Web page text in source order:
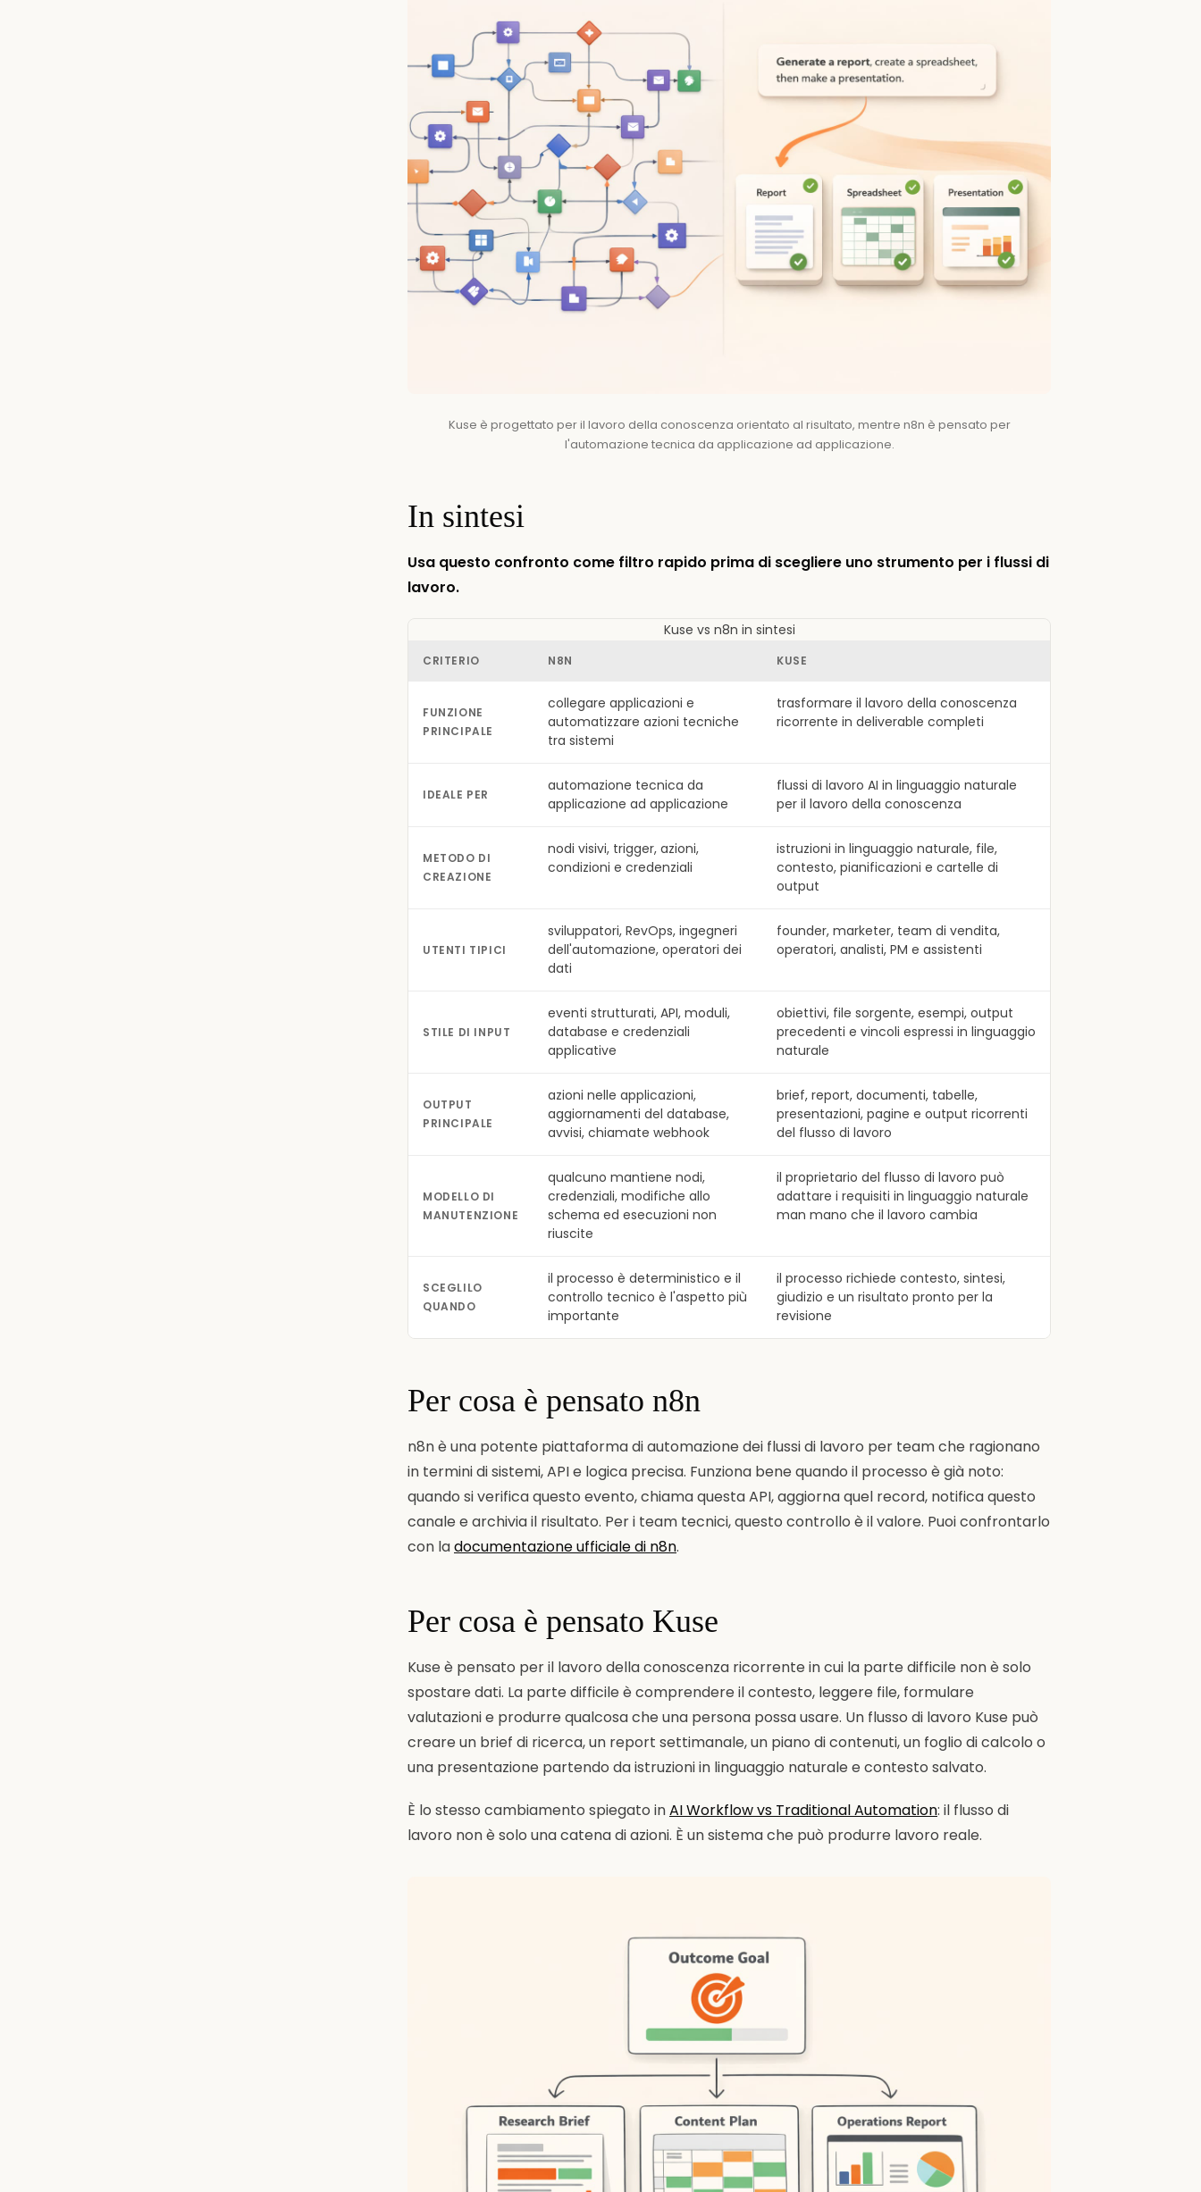
Kuse è progettato per il lavoro della conoscenza orientato al risultato, mentre n8n è pensato per
l'automazione tecnica da applicazione ad applicazione.
In sintesi
Usa questo confronto come filtro rapido prima di scegliere uno strumento per i flussi di
lavoro.
Kuse vs n8n in sintesi
CRITERIO N8N KUSE
FUNZIONE
PRINCIPALE
collegare applicazioni e
automatizzare azioni tecniche
tra sistemi
trasformare il lavoro della conoscenza
ricorrente in deliverable completi
IDEALE PER
automazione tecnica da
applicazione ad applicazione
flussi di lavoro AI in linguaggio naturale
per il lavoro della conoscenza
METODO DI
CREAZIONE
nodi visivi, trigger, azioni,
condizioni e credenziali
istruzioni in linguaggio naturale, file,
contesto, pianificazioni e cartelle di
output
UTENTI TIPICI
sviluppatori, RevOps, ingegneri
dell'automazione, operatori dei
dati
founder, marketer, team di vendita,
operatori, analisti, PM e assistenti
STILE DI INPUT
eventi strutturati, API, moduli,
database e credenziali
applicative
obiettivi, file sorgente, esempi, output
precedenti e vincoli espressi in linguaggio
naturale
OUTPUT
PRINCIPALE
azioni nelle applicazioni,
aggiornamenti del database,
avvisi, chiamate webhook
brief, report, documenti, tabelle,
presentazioni, pagine e output ricorrenti
del flusso di lavoro
MODELLO DI
MANUTENZIONE
qualcuno mantiene nodi,
credenziali, modifiche allo
schema ed esecuzioni non
riuscite
il proprietario del flusso di lavoro può
adattare i requisiti in linguaggio naturale
man mano che il lavoro cambia
SCEGLILO
QUANDO
il processo è deterministico e il
controllo tecnico è l'aspetto più
importante
il processo richiede contesto, sintesi,
giudizio e un risultato pronto per la
revisione
Per cosa è pensato n8n
n8n è una potente piattaforma di automazione dei flussi di lavoro per team che ragionano
in termini di sistemi, API e logica precisa. Funziona bene quando il processo è già noto:
quando si verifica questo evento, chiama questa API, aggiorna quel record, notifica questo
canale e archivia il risultato. Per i team tecnici, questo controllo è il valore. Puoi confrontarlo
con ladocumentazione ufficiale di n8n.
Per cosa è pensato Kuse
Kuse è pensato per il lavoro della conoscenza ricorrente in cui la parte difficile non è solo
spostare dati. La parte difficile è comprendere il contesto, leggere file, formulare
valutazioni e produrre qualcosa che una persona possa usare. Un flusso di lavoro Kuse può
creare un brief di ricerca, un report settimanale, un piano di contenuti, un foglio di calcolo o
una presentazione partendo da istruzioni in linguaggio naturale e contesto salvato.
È lo stesso cambiamento spiegato inAI Workflow vs Traditional Automation: il flusso di
lavoro non è solo una catena di azioni. È un sistema che può produrre lavoro reale.